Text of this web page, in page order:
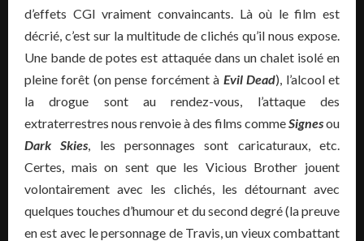
d’effets CGI vraiment convaincants. Là où le film est
décrié, c’est sur la multitude de clichés qu’il nous expose.
Une bande de potes est attaquée dans un chalet isolé en
pleine forêt (on pense forcément à Evil Dead), l’alcool et
la drogue sont au rendez-vous, l’attaque des
extraterrestres nous renvoie à des films commeSignesou
Dark Skies, les personnages sont caricaturaux, etc.
Certes, mais on sent que les Vicious Brother jouent
volontairement avec les clichés, les détournant avec
quelques touches d’humour et du second degré (la preuve
en est avec le personnage de Travis, un vieux combattant